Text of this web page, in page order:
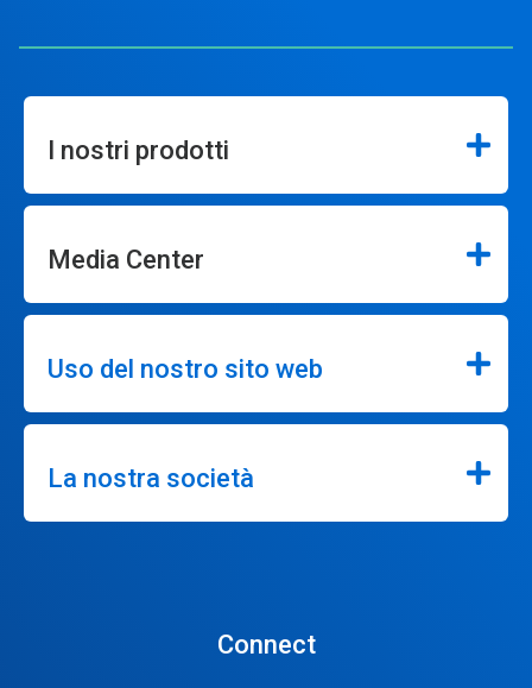
I nostri prodotti
Media Center
Uso del nostro sito web
La nostra società
Connect